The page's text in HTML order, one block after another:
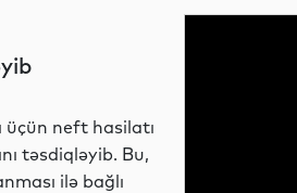
üçün neft hasilatı
təsdiqləyib. Bu,
ilə bağlı